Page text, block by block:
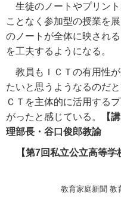
生徒のノートやプリン
ことなく参加型の授業を
のノートが全体に映され
を工夫するようになる。
教員もＩＣＴの有用性
たいと思うようなるのだ
ＣＴを主体的に活用する
がったと感じている。
【
理部長・谷口俊郎教諭
【第7回私立公立高等
教育家庭新聞 教